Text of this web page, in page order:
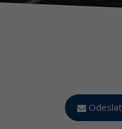
Odeslat